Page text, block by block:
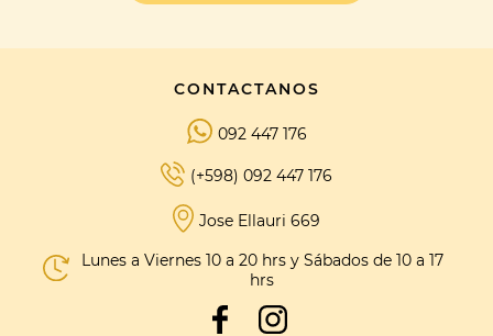
CONTACTANOS
092 447 176
(+598) 092 447 176
Jose Ellauri 669
Lunes a Viernes 10 a 20 hrs y Sábados de 10 a 17
hrs